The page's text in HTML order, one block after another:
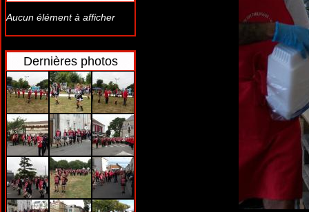
Aucun élément à afficher
Dernières photos